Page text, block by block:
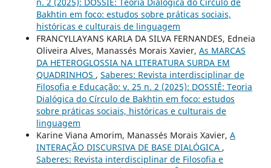
Bakhtin em foco: estudos sobre práticas sociais,
históricas e culturais de linguagem
FRANCYLLAYANS KARLA DA SILVA FERNANDES, Edneia
Oliveira Alves, Manassés Morais Xavier, As MARCAS
DA HETEROGLOSSIA NA LITERATURA SURDA EM
QUADRINHOS , Saberes: Revista interdisciplinar de
Filosofia e Educação: v. 25 n. 2 (2025): DOSSIÊ: Teoria
Dialógica do Círculo de Bakhtin em foco: estudos
sobre práticas sociais, históricas e culturais de
linguagem
Karine Viana Amorim, Manassés Morais Xavier, A
INTERAÇÃO DISCURSIVA DE BASE DIALÓGICA ,
Saberes: Revista interdisciplinar de Filosofia e